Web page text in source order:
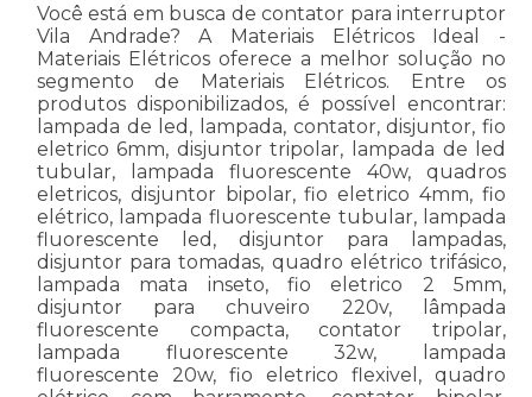
Você está em busca de contator para interruptor
Vila Andrade? A Materiais Elétricos Ideal -
Materiais Elétricos oferece a melhor solução no
segmento de Materiais Elétricos. Entre os
produtos disponibilizados, é possível encontrar:
lampada de led, lampada, contator, disjuntor, fio
eletrico 6mm, disjuntor tripolar, lampada de led
tubular, lampada fluorescente 40w, quadros
eletricos, disjuntor bipolar, fio eletrico 4mm, fio
elétrico, lampada fluorescente tubular, lampada
fluorescente led, disjuntor para lampadas,
disjuntor para tomadas, quadro elétrico trifásico,
lampada mata inseto, fio eletrico 2 5mm,
disjuntor para chuveiro 220v, lâmpada
fluorescente compacta, contator tripolar,
lampada fluorescente 32w, lampada
fluorescente 20w, fio eletrico flexivel, quadro